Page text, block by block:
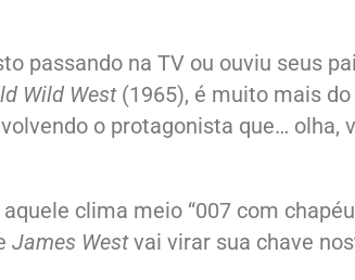
passando na TV ou ouviu seus
Wild West(1965), é muito mais do
o protagonista que… olha,
clima meio “007 com
James Westvai virar sua chave